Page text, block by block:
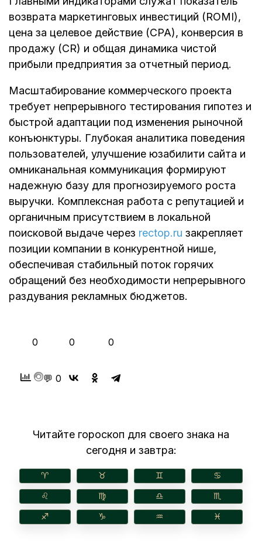
возврата маркетинговых инвестиций (ROMI),
цена за целевое действие (CPA), конверсия в
продажу (CR) и общая динамика чистой
прибыли предприятия за отчетный период.
Масштабирование коммерческого проекта
требует непрерывного тестирования гипотез и
быстрой адаптации под изменения рыночной
конъюнктуры. Глубокая аналитика поведения
пользователей, улучшение юзабилити сайта и
омниканальная коммуникация формируют
надежную базу для прогнозируемого роста
выручки. Комплексная работа с репутацией и
органичным присутствием в локальной
поисковой выдаче через rectop.ru закрепляет
позиции компании в конкурентной нише,
обеспечивая стабильный поток горячих
обращений без необходимости непрерывного
раздувания рекламных бюджетов.
0 0 0
💬 0
Читайте гороскоп для своего знака на
сегодня и завтра:
♈︎ ♉︎ ♊︎ ♋︎
♌︎ ♍︎ ♎︎ ♏︎
♐︎ ♑︎ ♒︎ ♓︎